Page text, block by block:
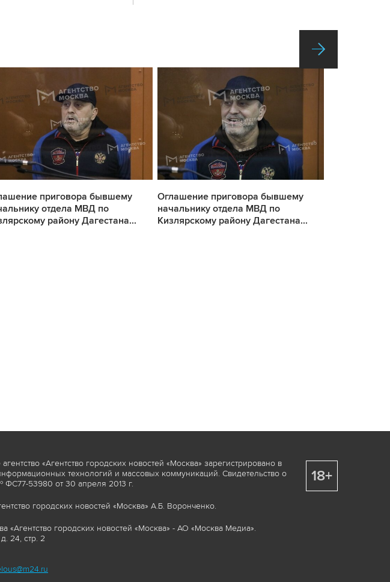
приговора бывшему
отдела МВД по
району Дагестана...
Оглашение приговора бывшему
начальнику отдела МВД по
Кизлярскому району Дагестана...
«Агентство городских новостей «Москва» зарегистрировано в
технологий и массовых коммуникаций. Свидетельство о
53980 от 30 апреля 2013 г.
городских новостей «Москва» А.Б. Воронченко.
«Агентство городских новостей «Москва» - АО «Москва Медиа».
24, стр. 2
18+